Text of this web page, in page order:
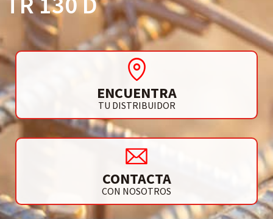
ENCUENTRA
TU DISTRIBUIDOR
CONTACTA
CON NOSOTROS